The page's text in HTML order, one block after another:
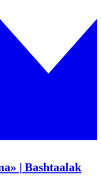
| Bashtaalak